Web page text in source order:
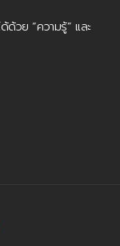
ด้วย “ความรู้” และ